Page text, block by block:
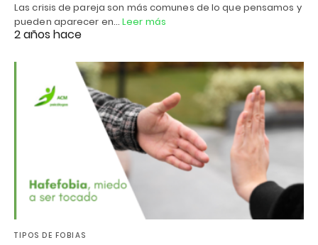
Las crisis de pareja son más comunes de lo que pensamos y
pueden aparecer en… Leer más
2 años hace
TIPOS DE FOBIAS